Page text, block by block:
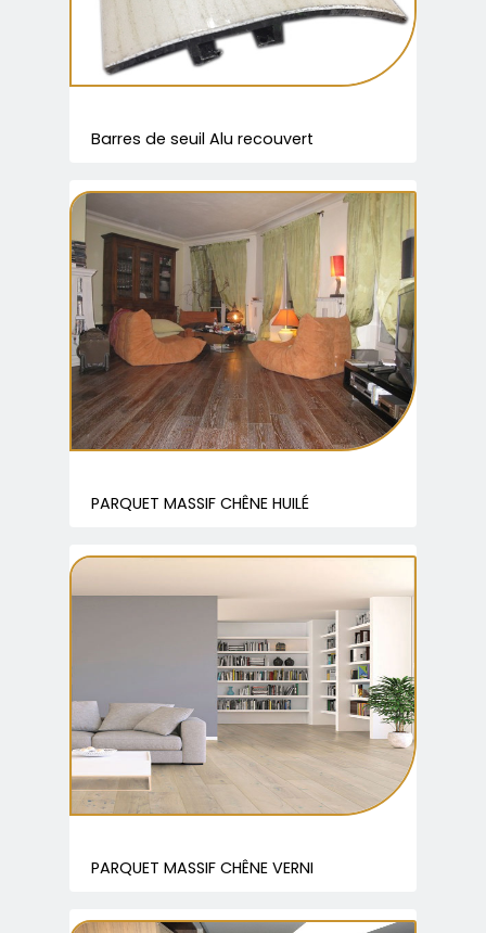
Barres de seuil Alu recouvert
PARQUET MASSIF CHÊNE HUILÉ
PARQUET MASSIF CHÊNE VERNI